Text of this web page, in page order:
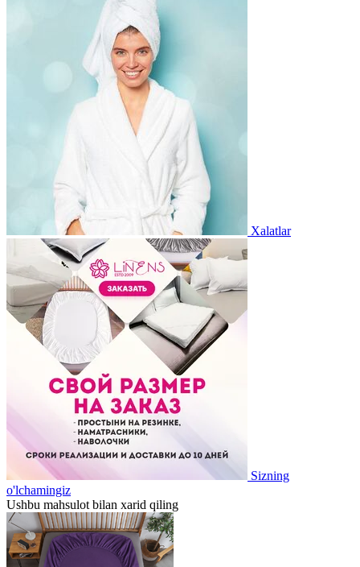
Xalatlar
Sizning
o'lchamingiz
Ushbu mahsulot bilan xarid qiling